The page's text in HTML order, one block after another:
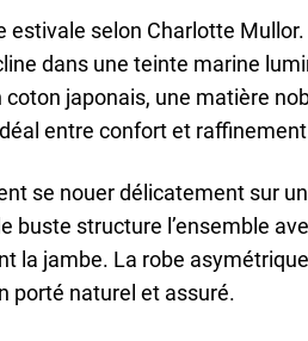
estivale selon Charlotte Mullor.
dans une teinte marine
japonais, une matière
entre confort et
se nouer délicatement sur
buste structure l’ensemble
la jambe. La robe
porté naturel et assuré.